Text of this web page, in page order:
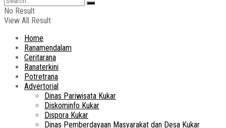
No Result
View All Result
Home
Ranamendalam
Ceritarana
Ranaterkini
Potretrana
Advertorial
Dinas Pariwisata Kukar
Diskominfo Kukar
Dispora Kukar
Dinas Pemberdayaan Masyarakat dan Desa Kukar